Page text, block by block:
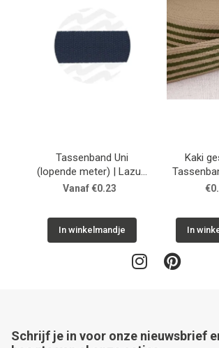
Tassenband Uni
(lopende meter) | Lazulli
Blue
Vanaf €0.23
In winkelmandje
Kaki
In
Schrijf je in voor onze nieuwsbrief